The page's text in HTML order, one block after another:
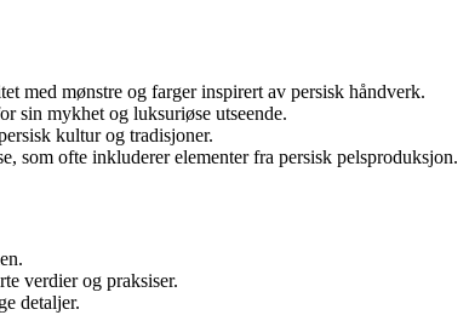
med mønstre og farger inspirert av persisk håndverk.
sin mykhet og luksuriøse utseende.
kultur og tradisjoner.
som ofte inkluderer elementer fra persisk pelsproduksjon.
verdier og praksiser.
detaljer.